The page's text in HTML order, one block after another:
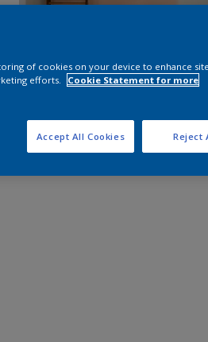
of cookies on your device to enhance site
efforts.
Cookie Statement for more
Reject
Accept All Cookies